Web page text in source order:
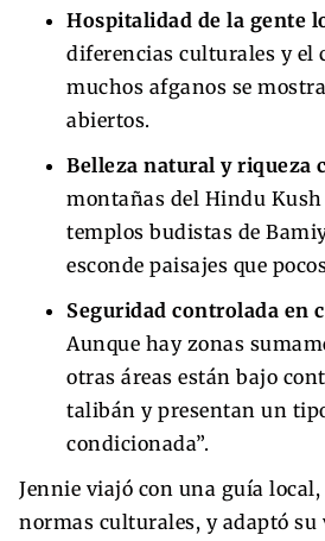
Hospitalidad de la gente
diferencias culturales y el
muchos afganos se
abiertos.
Belleza natural y riqueza
montañas del Hindu
templos budistas de
esconde paisajes que
Seguridad controlada en
Aunque hay zonas
otras áreas están bajo
talibán y presentan un
condicionada”.
Jennie viajó con una guía
normas culturales, y adaptó su